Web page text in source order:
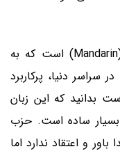
زبان رسمی مردم چینی زبان ماندرین (Mandarin) است که به
دنیا، پرکاربرد
بدانید که این زبان
بسیار ساده است. حزب
و اعتقاد ندارد اما